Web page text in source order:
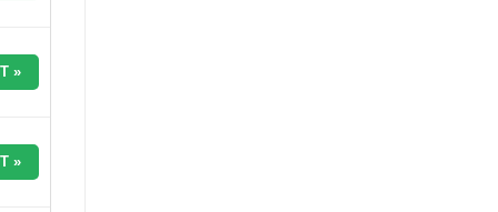
»
»